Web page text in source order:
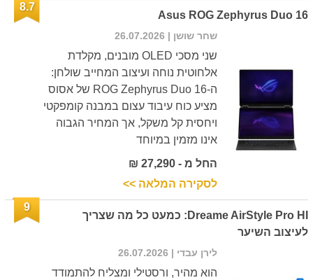
Asus ROG Zephyrus Duo 16
8.7
שחר שושן | 26.07.2026
שני מסכי OLED מובנים, מקלדת
אלחוטית נוחה ועיצוב המחייב שולחן:
ה-ROG Zephyrus Duo 16 של אסוס
מציע כוח עיבוד עצום במבנה קומפקטי
ויחסית קל משקל, אך המחיר הגבוה
אינו מזמין במיוחד
החל מ - 27,290 ₪
לסקירה המלאה >>
Dreame AirStyle Pro HI: כמעט כל מה שצריך
לעיצוב השיער
9
לירן עבדי | 26.07.2026
הוא מהיר, ורסטילי ומצליח להתמודד